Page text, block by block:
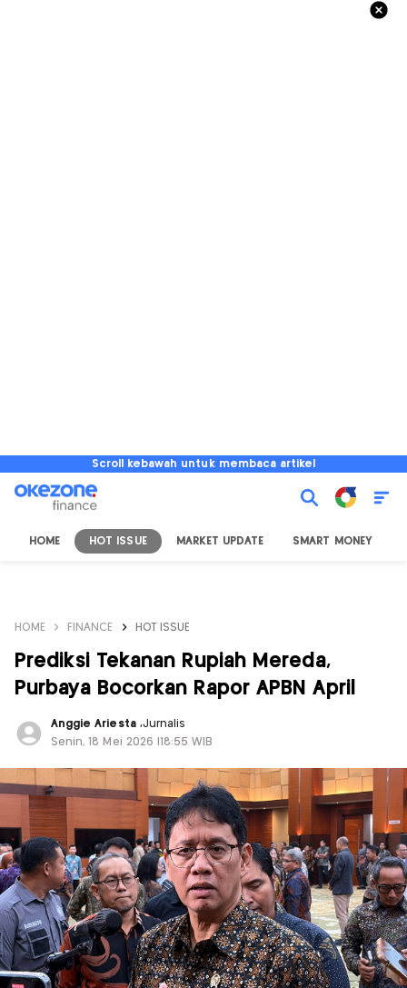
Scroll kebawah untuk membaca artikel
HOME HOT ISSUE MARKET UPDATE SMART MONEY
HOME FINANCE HOT ISSUE
Prediksi Tekanan Rupiah Mereda,
Purbaya Bocorkan Rapor APBN April
Anggie Ariesta ,Jurnalis
Senin, 18 Mei 2026 |18:55 WIB